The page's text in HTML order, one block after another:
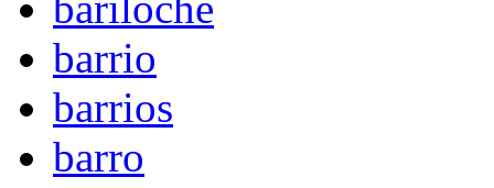
barrio
barrios
barro